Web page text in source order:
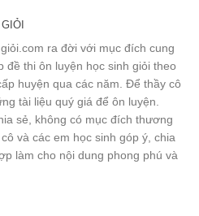
ra đời với mục đích cung
đề thi ôn luyện học sinh giỏi theo
huyện qua các năm. Để thầy cô
tài liệu quý giá để ôn luyện.
sẻ, không có mục đích thương
và các em học sinh góp ý, chia
làm cho nội dung phong phú và